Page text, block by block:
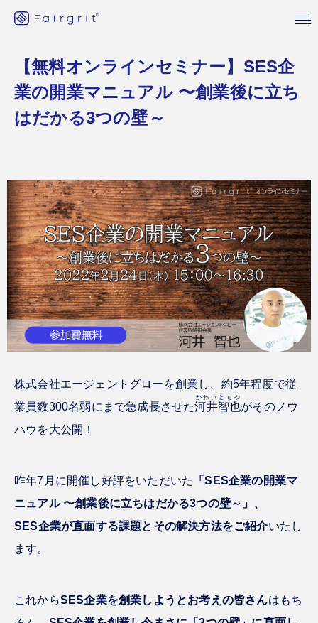
【無料オンラインセミナー】SES企
業の開業マニュアル 〜創業後に立ち
はだかる3つの壁～
株式会社エージェントグローを創業し、約5年程度で従
業員数300名弱にまで急成長させた河井
かわい
智也
ともや
がそのノウ
ハウを大公開！
昨年7月に開催し好評をいただいた
「SES企業の開業マ
ニュアル 〜創業後に立ちはだかる3つの壁～」、
SES企業が直面する課題とその解決方法をご紹介いたし
ます。
これからSES企業を創業しようとお考えの皆さんはもち